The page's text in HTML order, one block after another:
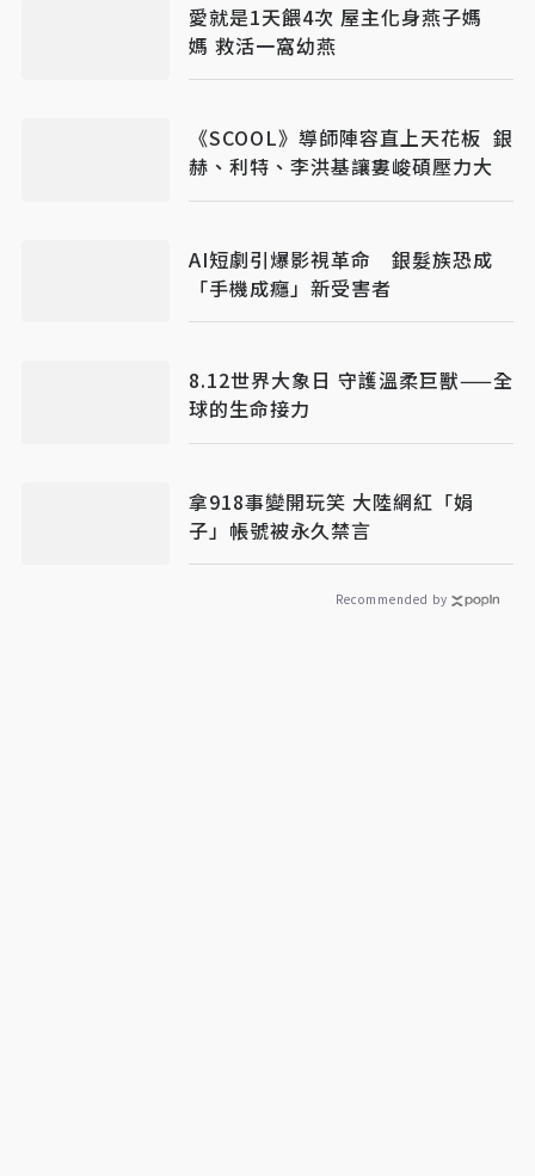
愛就是1天餵4次 屋主化身燕子媽
媽 救活一窩幼燕
《SCOOL》導師陣容直上天花板 銀
赫、利特、李洪基讓婁峻碩壓力大
AI短劇引爆影視革命 銀髮族恐成
「手機成癮」新受害者
8.12世界大象日 守護溫柔巨獸——全
球的生命接力
拿918事變開玩笑 大陸網紅「娟
子」帳號被永久禁言
Recommended by